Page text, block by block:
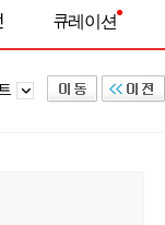
큐레이션